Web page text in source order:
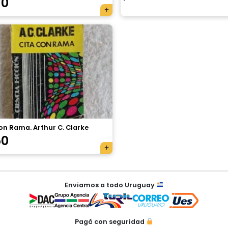
Rama. Arthur C. Clarke
Enviamos a todo Uruguay
Pagá con seguridad